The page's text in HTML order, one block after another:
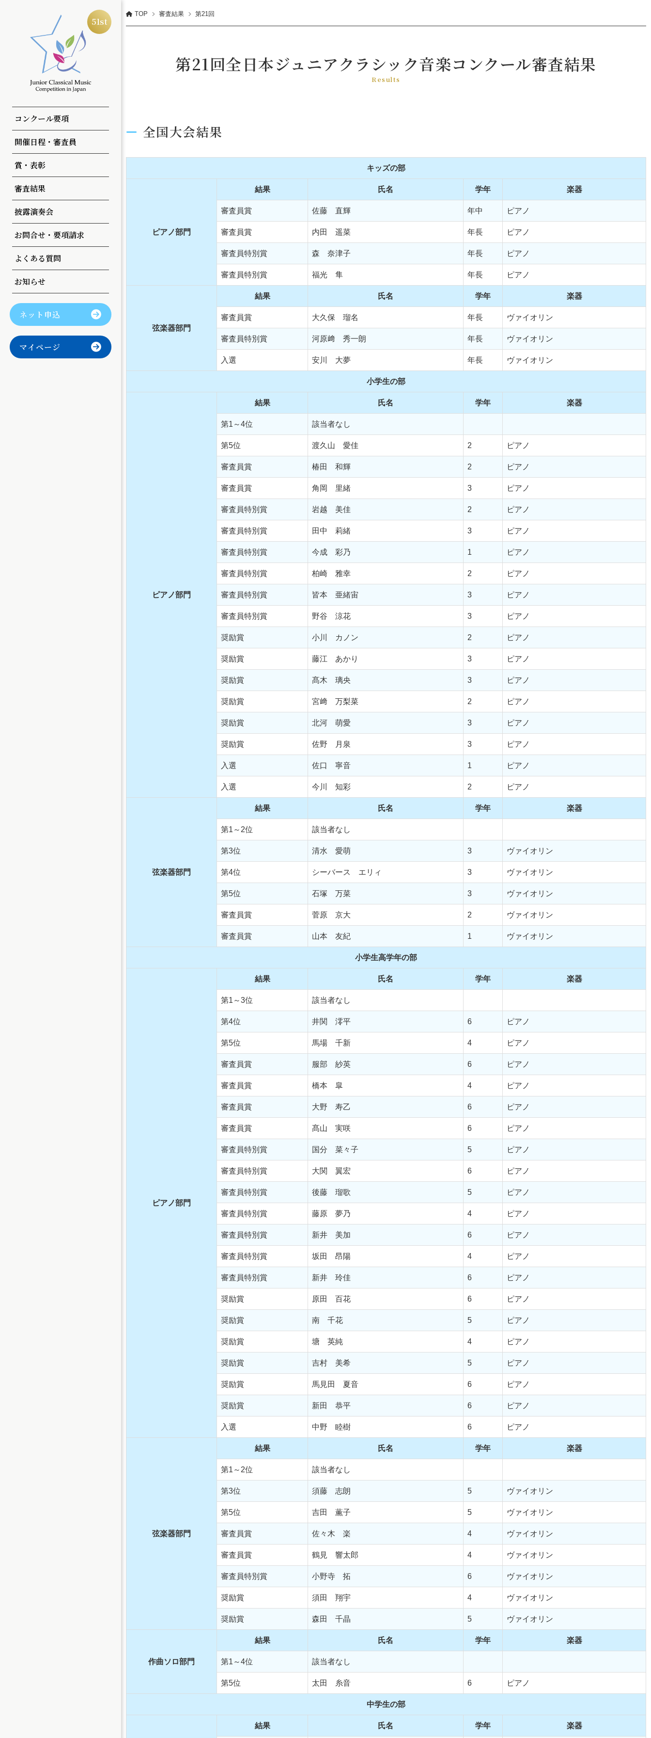
51st
コンクール要項
部・部門
開催日程・審査員
本選
賞・表彰
審査結果
第50回
披露演奏会
第49回
お問合せ・要項請求
よくある質問
お知らせ
ネット申込
マイページ
TOP 審査結果 第21回
第21回全日本ジュニアクラシック音楽コンクール審査結果
Results
全国大会結果
キッズの部
ピアノ部門
結果 氏名 学年 楽器
審査員賞 佐藤 直輝 年中 ピアノ
審査員賞 内田 遥菜 年長 ピアノ
審査員特別賞 森 奈津子 年長 ピアノ
審査員特別賞 福光 隼 年長 ピアノ
弦楽器部門
結果 氏名 学年 楽器
審査員賞 大久保 瑠名 年長 ヴァイオリン
審査員特別賞 河原﨑 秀一朗 年長 ヴァイオリン
入選 安川 大夢 年長 ヴァイオリン
小学生の部
ピアノ部門
結果 氏名 学年 楽器
第1～4位 該当者なし
第5位 渡久山 愛佳 2 ピアノ
審査員賞 椿田 和輝 2 ピアノ
審査員賞 角岡 里緒 3 ピアノ
審査員特別賞 岩越 美佳 2 ピアノ
審査員特別賞 田中 莉緒 3 ピアノ
審査員特別賞 今成 彩乃 1 ピアノ
審査員特別賞 柏崎 雅幸 2 ピアノ
審査員特別賞 皆本 亜緒宙 3 ピアノ
審査員特別賞 野谷 涼花 3 ピアノ
奨励賞 小川 カノン 2 ピアノ
奨励賞 藤江 あかり 3 ピアノ
奨励賞 髙木 璃央 3 ピアノ
奨励賞 宮﨑 万梨菜 2 ピアノ
奨励賞 北河 萌愛 3 ピアノ
奨励賞 佐野 月泉 3 ピアノ
入選 佐口 寧音 1 ピアノ
入選 今川 知彩 2 ピアノ
弦楽器部門
結果 氏名 学年 楽器
第1～2位 該当者なし
第3位 清水 愛萌 3 ヴァイオリン
第4位 シーバース エリィ 3 ヴァイオリン
第5位 石塚 万菜 3 ヴァイオリン
審査員賞 菅原 京大 2 ヴァイオリン
審査員賞 山本 友紀 1 ヴァイオリン
小学生高学年の部
ピアノ部門
結果 氏名 学年 楽器
第1～3位 該当者なし
第4位 井関 澪平 6 ピアノ
第5位 馬場 千新 4 ピアノ
審査員賞 服部 紗英 6 ピアノ
審査員賞 橋本 皐 4 ピアノ
審査員賞 大野 寿乙 6 ピアノ
審査員賞 髙山 実咲 6 ピアノ
審査員特別賞 国分 菜々子 5 ピアノ
審査員特別賞 大関 翼宏 6 ピアノ
審査員特別賞 後藤 瑠歌 5 ピアノ
審査員特別賞 藤原 夢乃 4 ピアノ
審査員特別賞 新井 美加 6 ピアノ
審査員特別賞 坂田 昂陽 4 ピアノ
審査員特別賞 新井 玲佳 6 ピアノ
奨励賞 原田 百花 6 ピアノ
奨励賞 南 千花 5 ピアノ
奨励賞 塘 英純 4 ピアノ
奨励賞 吉村 美希 5 ピアノ
奨励賞 馬見田 夏音 6 ピアノ
奨励賞 新田 恭平 6 ピアノ
入選 中野 睦樹 6 ピアノ
弦楽器部門
結果 氏名 学年 楽器
第1～2位 該当者なし
第3位 須藤 志朗 5 ヴァイオリン
第5位 吉田 薫子 5 ヴァイオリン
審査員賞 佐々木 楽 4 ヴァイオリン
審査員賞 鶴見 響太郎 4 ヴァイオリン
審査員特別賞 小野寺 拓 6 ヴァイオリン
奨励賞 須田 翔宇 4 ヴァイオリン
奨励賞 森田 千晶 5 ヴァイオリン
作曲ソロ部門
結果 氏名 学年 楽器
第1～4位 該当者なし
第5位 太田 糸音 6 ピアノ
中学生の部
結果 氏名 学年 楽器